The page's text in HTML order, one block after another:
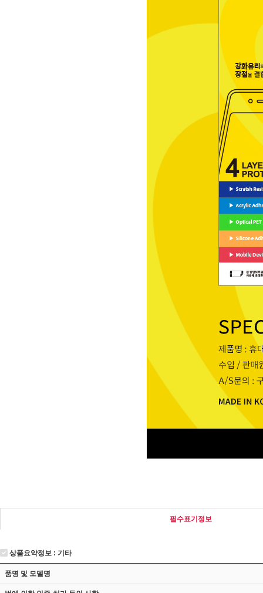
필수표기정보
상품요약정보 : 기타
품명 및 모델명